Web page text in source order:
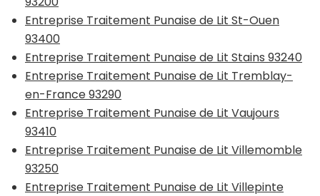
Entreprise Traitement Punaise de Lit St-Ouen
93400
Entreprise Traitement Punaise de Lit Stains 93240
Entreprise Traitement Punaise de Lit Tremblay-
en-France 93290
Entreprise Traitement Punaise de Lit Vaujours
93410
Entreprise Traitement Punaise de Lit Villemomble
93250
Entreprise Traitement Punaise de Lit Villepinte